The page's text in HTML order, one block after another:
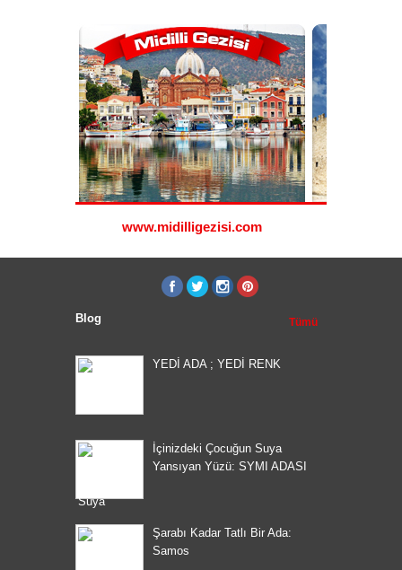
www.midilligezisi.com
Blog Tümü
YEDİ ADA ; YEDİ RENK
İçinizdeki Çocuğun Suya
Yansıyan Yüzü: SYMI ADASI
Şarabı Kadar Tatlı Bir Ada:
Samos